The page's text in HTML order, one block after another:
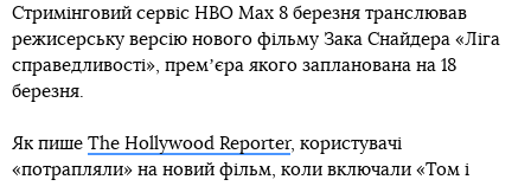
Стримінговий сервіс HBO Max 8 березня транслював
режисерську версію нового фільму Зака Снайдера «Ліга
справедливості», премʼєра якого запланована на 18
березня.
Як пише The Hollywood Reporter, користувачі
«потрапляли» на новий фільм, коли включали «Том і